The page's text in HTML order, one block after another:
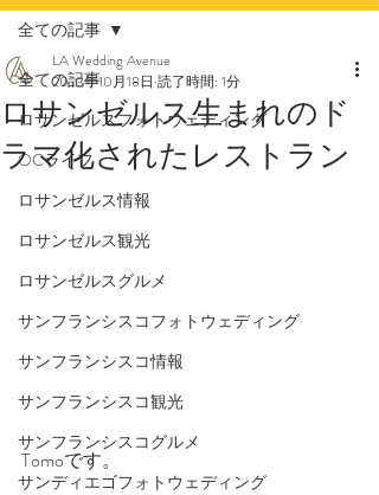
全ての記事
ロサンゼルスフォトウェディング
OCライフ
ロサンゼルス情報
ロサンゼルス観光
ロサンゼルスグルメ
サンフランシスコフォトウェディング
サンフランシスコ情報
サンフランシスコ観光
サンフランシスコグルメ
サンディエゴフォトウェディング
全ての記事
ロサンゼルス生まれのド
ラマ化されたレストラン
LA Wedding Avenue
2023年10月18日 読了時間: 1分
Tomoです。